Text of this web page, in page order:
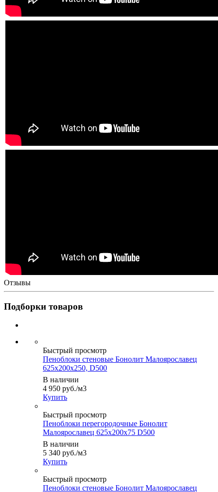
Отзывы
Подборки товаров
Быстрый просмотр
Пеноблоки стеновые Бонолит Малоярославец
625x200x250, D500
В наличии
4 950 руб./м3
Купить
Быстрый просмотр
Пеноблоки перегородочные Бонолит
Малоярославец 625x200x75 D500
В наличии
5 340 руб./м3
Купить
Быстрый просмотр
Пеноблоки стеновые Бонолит Малоярославец